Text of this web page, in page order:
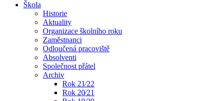
Škola
Historie
Aktuality
Organizace školního roku
Zaměstnanci
Odloučená pracoviště
Absolventi
Společnost přátel
Archiv
Rok 21⁄22
Rok 20⁄21